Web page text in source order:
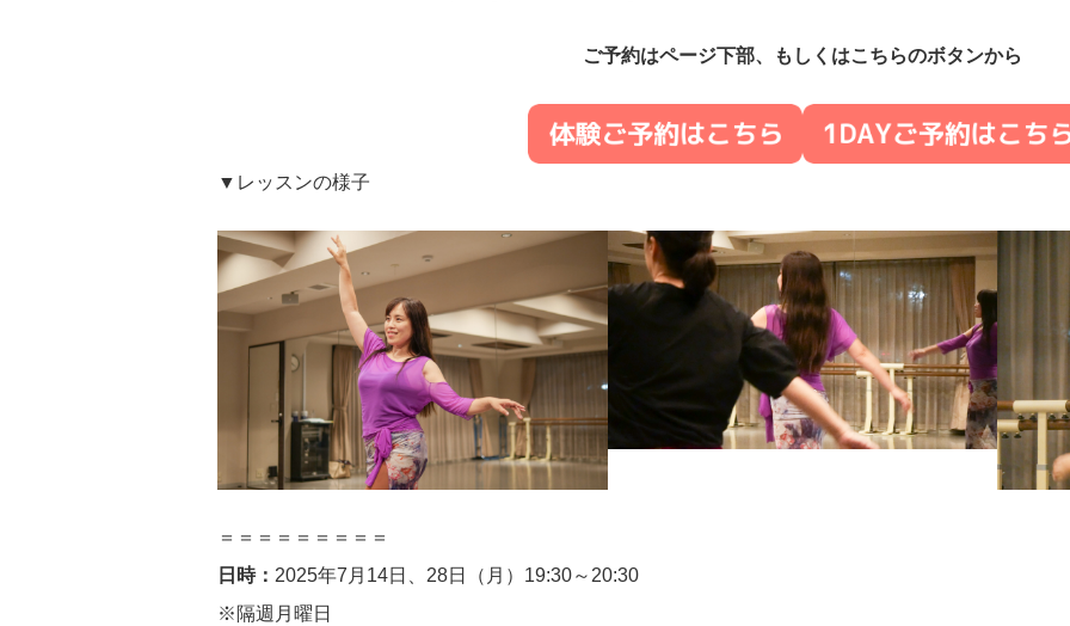
ご予約はページ下部、もしくはこちらのボタンから
▼レッスンの様子
＝＝＝＝＝＝＝＝＝
日時： 2025年7月14日、28日（月）19:30～20:30
※隔週月曜日